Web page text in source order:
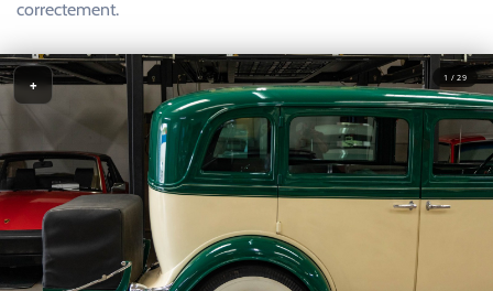
correctement.
1 / 29
+